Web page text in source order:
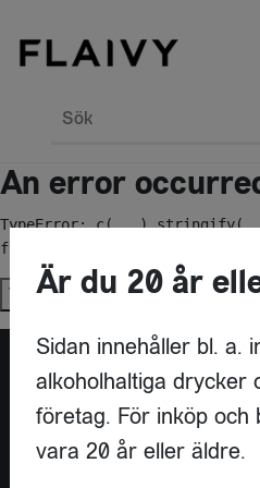
Sök
An error
TypeError:
function
Try again
Är du
Är du 20 år
Sidan innehåller bl. a.
alkoholhaltiga drycker
företag. För inköp och
vara 20 år eller äldre.